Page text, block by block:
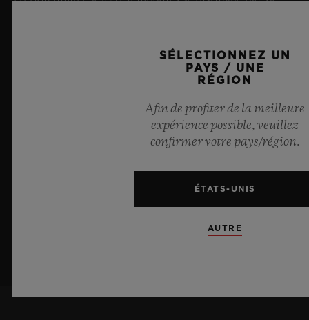
Meca-10, elle illustre l’expertise de Hublot en matière
de designs d’exception et de matériaux
révolutionnaires. Et procure in fine une impression
SÉLECTIONNEZ UN
PAYS / UNE
RÉGION
Afin de profiter de la meilleure
expérience possible, veuillez
confirmer votre pays/région.
ÉTATS-UNIS
AUTRE